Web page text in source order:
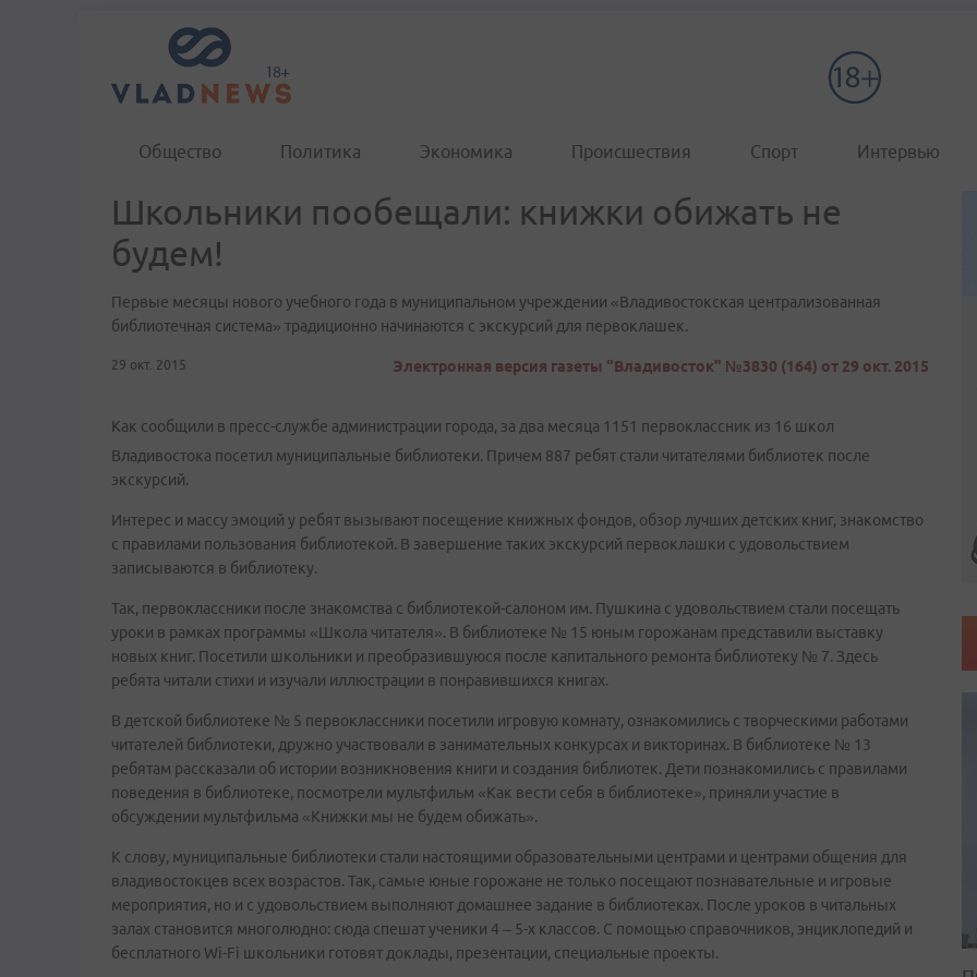
Общество Политика Экономика Происшествия Спорт Интервью
Школьники пообещали: книжки обижать не
будем!
Первые месяцы нового учебного года в муниципальном учреждении «Владивостокская централизованная
библиотечная система» традиционно начинаются с экскурсий для первоклашек.
29 окт. 2015 Электронная версия газеты "Владивосток" №3830 (164) от 29 окт. 2015
Как сообщили в пресс-службе администрации города, за два месяца 1151 первоклассник из 16 школ
Владивостока посетил муниципальные библиотеки. Причем 887 ребят стали читателями библиотек после
экскурсий.
Интерес и массу эмоций у ребят вызывают посещение книжных фондов, обзор лучших детских книг, знакомство
с правилами пользования библиотекой. В завершение таких экскурсий первоклашки с удовольствием
записываются в библиотеку.
Так, первоклассники после знакомства с библиотекой-салоном им. Пушкина с удовольствием стали посещать
уроки в рамках программы «Школа читателя». В библиотеке № 15 юным горожанам представили выставку
новых книг. Посетили школьники и преобразившуюся после капитального ремонта библиотеку № 7. Здесь
ребята читали стихи и изучали иллюстрации в понравившихся книгах.
В детской библиотеке № 5 первоклассники посетили игровую комнату, ознакомились с творческими работами
читателей библиотеки, дружно участвовали в занимательных конкурсах и викторинах. В библиотеке № 13
ребятам рассказали об истории возникновения книги и создания библиотек. Дети познакомились с правилами
поведения в библиотеке, посмотрели мультфильм «Как вести себя в библиотеке», приняли участие в
обсуждении мультфильма «Книжки мы не будем обижать».
К слову, муниципальные библиотеки стали настоящими образовательными центрами и центрами общения для
владивостокцев всех возрастов. Так, самые юные горожане не только посещают познавательные и игровые
мероприятия, но и с удовольствием выполняют домашнее задание в библиотеках. После уроков в читальных
залах становится многолюдно: сюда спешат ученики 4 – 5-х классов. С помощью справочников, энциклопедий и
бесплатного Wi-Fi школьники готовят доклады, презентации, специальные проекты.